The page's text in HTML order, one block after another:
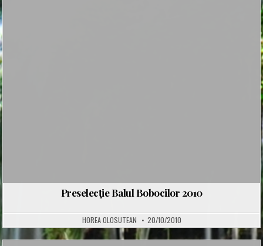
Preselecţie Balul Bobocilor 2010
HOREA OLOSUTEAN 20/10/2010